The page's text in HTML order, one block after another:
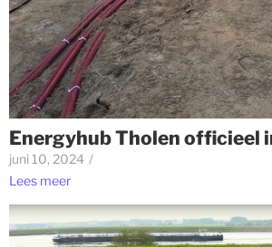
Energyhub Tholen officieel
juni 10, 2024 /
Lees meer